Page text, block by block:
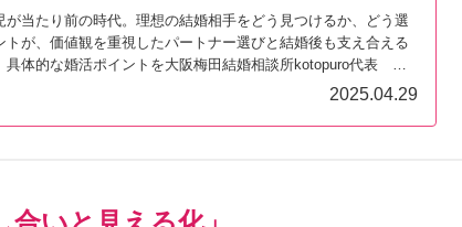
が当たり前の時代。理想の結婚相手をどう見つけるか、どう選
トが、価値観を重視したパートナー選びと結婚後も支え合える
具体的な婚活ポイントを大阪梅田結婚相談所kotopuro代表 婚
2025.04.29